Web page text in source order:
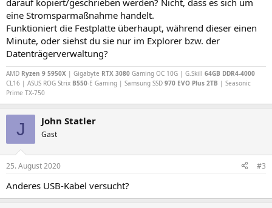
darauf kopiert/geschrieben werden? Nicht, dass es sich um
eine Stromsparmaßnahme handelt.
Funktioniert die Festplatte überhaupt, während dieser einen
Minute, oder siehst du sie nur im Explorer bzw. der
Datenträgerverwaltung?
AMD Ryzen 9 5950X | Gigabyte RTX 3080 Gaming OC 10G | G.Skill 64GB DDR4-4000
CL16 | ASUS ROG Strix B550-E Gaming | Samsung SSD 970 EVO Plus 2TB | Seasonic
Prime TX-750
J John Statler
Gast
25. August 2020 #3
Anderes USB-Kabel versucht?